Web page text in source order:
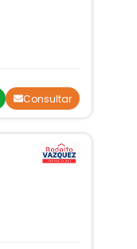
Consultar